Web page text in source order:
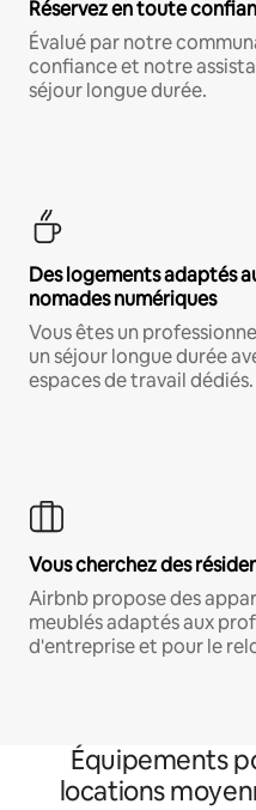
Réservez en toute
Évalué par notre
confiance et notre
séjour longue durée.
Des logements adaptés
nomades numériques
Vous êtes un
un séjour longue durée
espaces de travail dédiés.
Vous cherchez des
Airbnb propose des
meublés adaptés aux
d'entreprise et pour le
Équipements
locations